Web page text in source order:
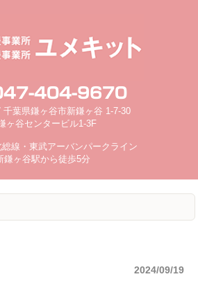
404-9670
千葉県鎌ヶ谷市新鎌ヶ谷 1-7-30
ヶ谷センタービル1-3F
線・東武アーバンパークライン
鎌ヶ谷駅から徒歩5分
2024/09/19